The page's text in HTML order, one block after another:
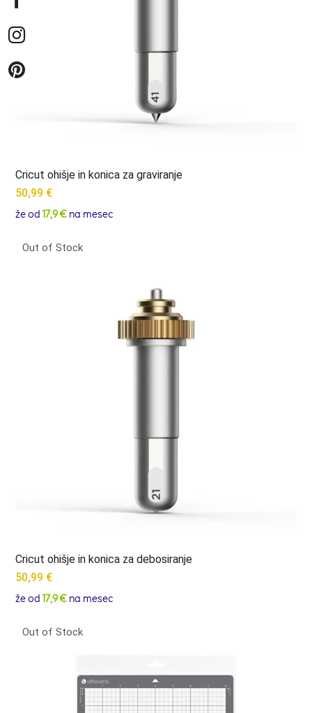
Cricut ohišje in konica za graviranje
50,99 €
že od17,9 € na mesec
Out of Stock
Cricut ohišje in konica za debosiranje
50,99 €
že od17,9 € na mesec
Out of Stock